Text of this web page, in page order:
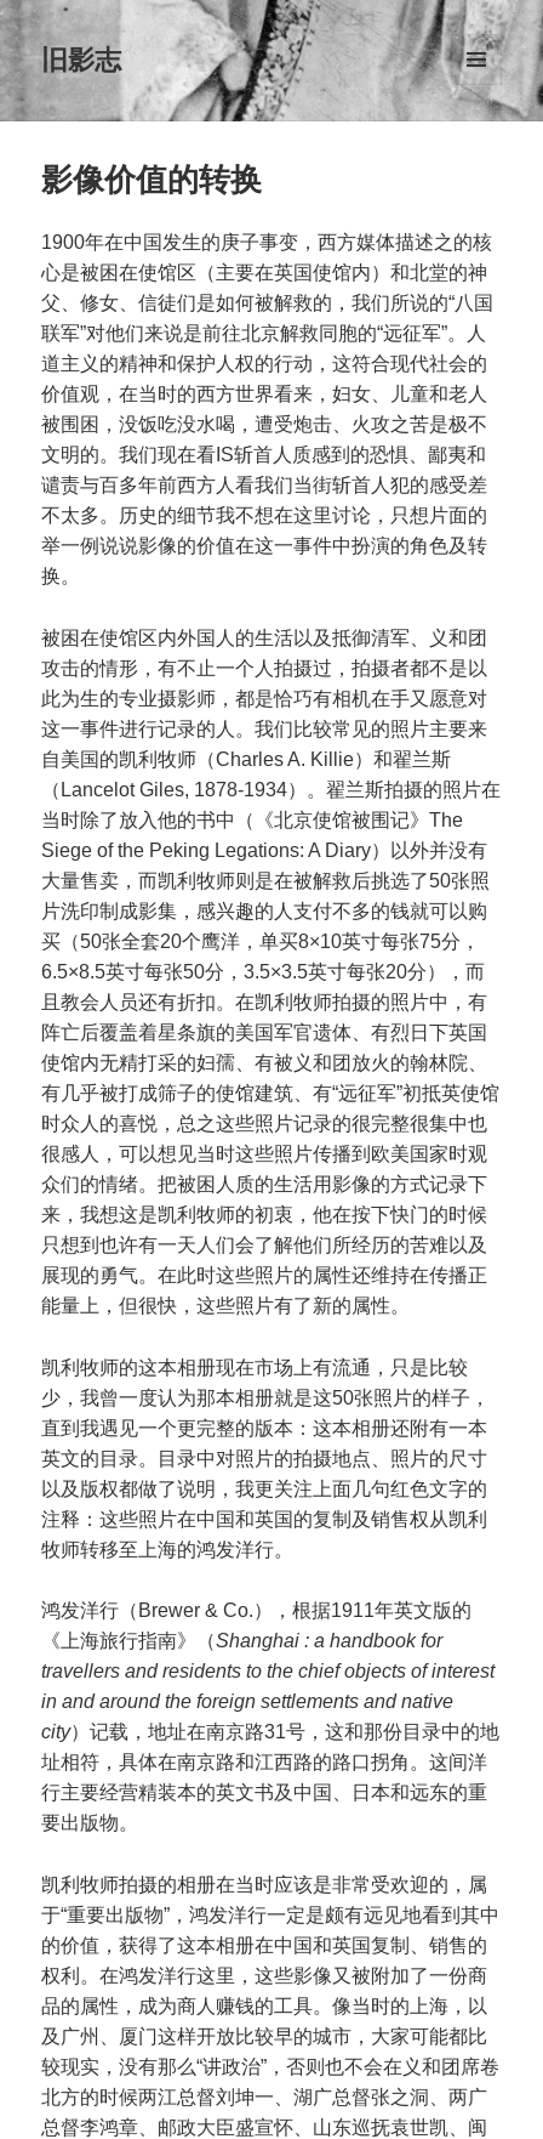
旧影志
菜单和
挂件
影像价值的转换
1900年在中国发生的庚子事变，西方媒体描述之的核
心是被困在使馆区（主要在英国使馆内）和北堂的神
父、修女、信徒们是如何被解救的，我们所说的“八国
联军”对他们来说是前往北京解救同胞的“远征军”。人
道主义的精神和保护人权的行动，这符合现代社会的
价值观，在当时的西方世界看来，妇女、儿童和老人
被围困，没饭吃没水喝，遭受炮击、火攻之苦是极不
文明的。我们现在看IS斩首人质感到的恐惧、鄙夷和
谴责与百多年前西方人看我们当街斩首人犯的感受差
不太多。历史的细节我不想在这里讨论，只想片面的
举一例说说影像的价值在这一事件中扮演的角色及转
换。
被困在使馆区内外国人的生活以及抵御清军、义和团
攻击的情形，有不止一个人拍摄过，拍摄者都不是以
此为生的专业摄影师，都是恰巧有相机在手又愿意对
这一事件进行记录的人。我们比较常见的照片主要来
自美国的凯利牧师（Charles A. Killie）和翟兰斯
（Lancelot Giles, 1878-1934）。翟兰斯拍摄的照片在
当时除了放入他的书中（《北京使馆被围记》The
Siege of the Peking Legations: A Diary）以外并没有
大量售卖，而凯利牧师则是在被解救后挑选了50张照
片洗印制成影集，感兴趣的人支付不多的钱就可以购
买（50张全套20个鹰洋，单买8×10英寸每张75分，
6.5×8.5英寸每张50分，3.5×3.5英寸每张20分），而
且教会人员还有折扣。在凯利牧师拍摄的照片中，有
阵亡后覆盖着星条旗的美国军官遗体、有烈日下英国
使馆内无精打采的妇孺、有被义和团放火的翰林院、
有几乎被打成筛子的使馆建筑、有“远征军”初抵英使馆
时众人的喜悦，总之这些照片记录的很完整很集中也
很感人，可以想见当时这些照片传播到欧美国家时观
众们的情绪。把被困人质的生活用影像的方式记录下
来，我想这是凯利牧师的初衷，他在按下快门的时候
只想到也许有一天人们会了解他们所经历的苦难以及
展现的勇气。在此时这些照片的属性还维持在传播正
能量上，但很快，这些照片有了新的属性。
凯利牧师的这本相册现在市场上有流通，只是比较
少，我曾一度认为那本相册就是这50张照片的样子，
直到我遇见一个更完整的版本：这本相册还附有一本
英文的目录。目录中对照片的拍摄地点、照片的尺寸
以及版权都做了说明，我更关注上面几句红色文字的
注释：这些照片在中国和英国的复制及销售权从凯利
牧师转移至上海的鸿发洋行。
鸿发洋行（Brewer & Co.），根据1911年英文版的
《上海旅行指南》（Shanghai : a handbook for
travellers and residents to the chief objects of interest
in and around the foreign settlements and native
city）记载，地址在南京路31号，这和那份目录中的地
址相符，具体在南京路和江西路的路口拐角。这间洋
行主要经营精装本的英文书及中国、日本和远东的重
要出版物。
凯利牧师拍摄的相册在当时应该是非常受欢迎的，属
于“重要出版物”，鸿发洋行一定是颇有远见地看到其中
的价值，获得了这本相册在中国和英国复制、销售的
权利。在鸿发洋行这里，这些影像又被附加了一份商
品的属性，成为商人赚钱的工具。像当时的上海，以
及广州、厦门这样开放比较早的城市，大家可能都比
较现实，没有那么“讲政治”，否则也不会在义和团席卷
北方的时候两江总督刘坤一、湖广总督张之洞、两广
总督李鸿章、邮政大臣盛宣怀、山东巡抚袁世凯、闽